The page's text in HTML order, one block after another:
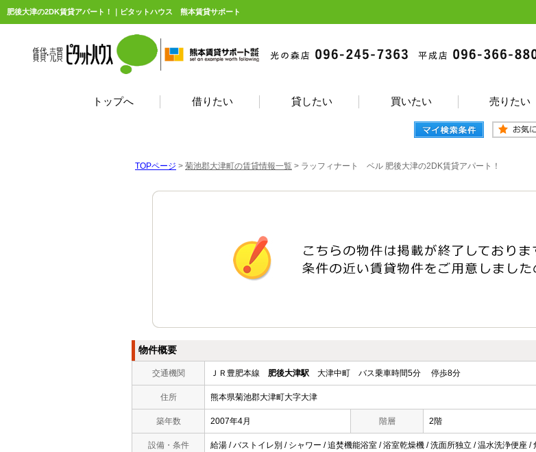
肥後大津の2DK賃貸アパート！｜ピタットハウス 熊本賃貸サポート
トップへ 借りたい 貸したい 買いたい 売りたい
TOPページ > 菊池郡大津町の賃貸情報一覧 > ラッフィナート ベル 肥後大津の2DK賃貸アパート！
物件概要
交通機関 ＪＲ豊肥本線 肥後大津駅 大津中町 バス乗車時間5分 停歩8分
住所 熊本県菊池郡大津町大字大津
築年数 2007年4月 階層 2階
設備・条件
給湯 / バストイレ別 / シャワー / 追焚機能浴室 / 浴室乾燥機 / 洗面所独立 / 温水洗浄便座